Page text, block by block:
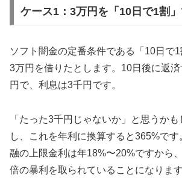
ケース1：3万円を「10日で1割
ソフト闇金の定番条件である「10日で
3万円を借りたとします。10日後に返
円で、利息は3千円です。
「たった3千円じゃないか」と思うか
し、これを年利に換算すると365%で
融の上限金利は年18%〜20%ですから
倍の暴利を取られていることになります